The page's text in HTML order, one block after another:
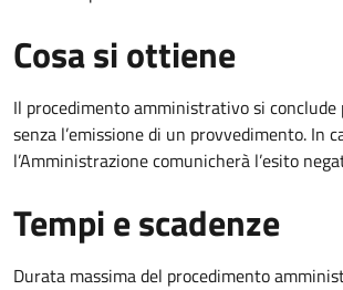
Cosa si ottiene
Il procedimento amministrativo si
senza l’emissione di un provvedimento. In
l’Amministrazione comunicherà l’esito
Tempi e scadenze
Durata massima del procedimento